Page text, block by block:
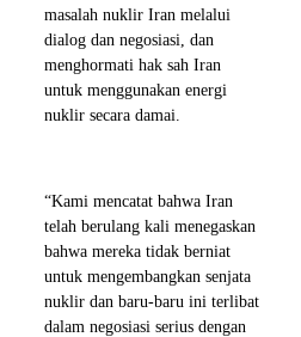
masalah nuklir Iran melalui
dialog dan negosiasi, dan
menghormati hak sah Iran
untuk menggunakan energi
nuklir secara damai.
“Kami mencatat bahwa Iran
telah berulang kali menegaskan
bahwa mereka tidak berniat
untuk mengembangkan senjata
nuklir dan baru-baru ini terlibat
dalam negosiasi serius dengan